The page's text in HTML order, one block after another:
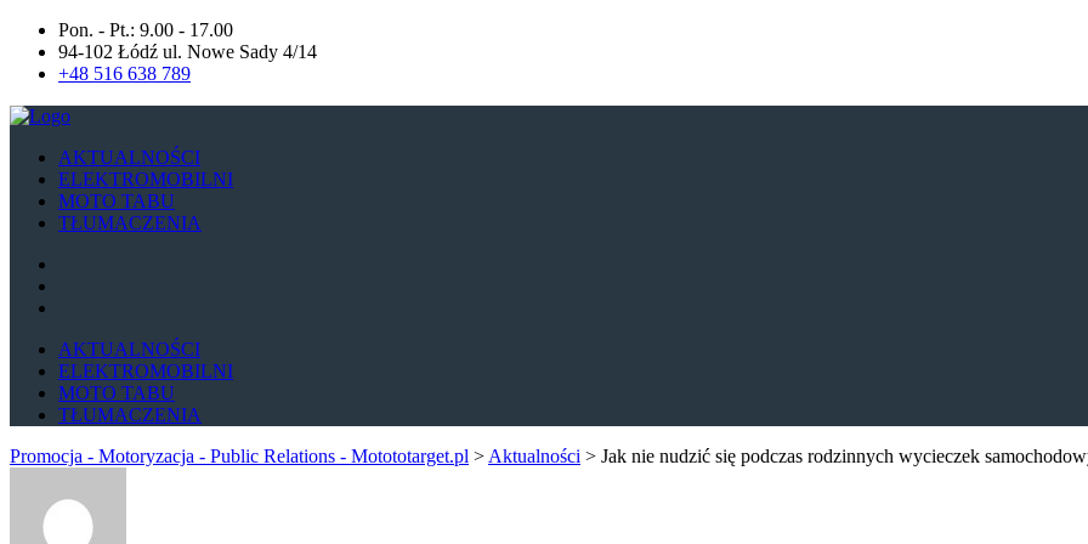
Pon. - Pt.: 9.00 - 17.00
94-102 Łódź ul. Nowe Sady 4/14
+48 516 638 789
AKTUALNOŚCI
ELEKTROMOBILNI
MOTO TABU
TŁUMACZENIA
AKTUALNOŚCI
ELEKTROMOBILNI
MOTO TABU
TŁUMACZENIA
Promocja - Motoryzacja - Public Relations - Motototarget.pl > Aktualności > Jak nie nudzić się podczas rodzinnych wycieczek